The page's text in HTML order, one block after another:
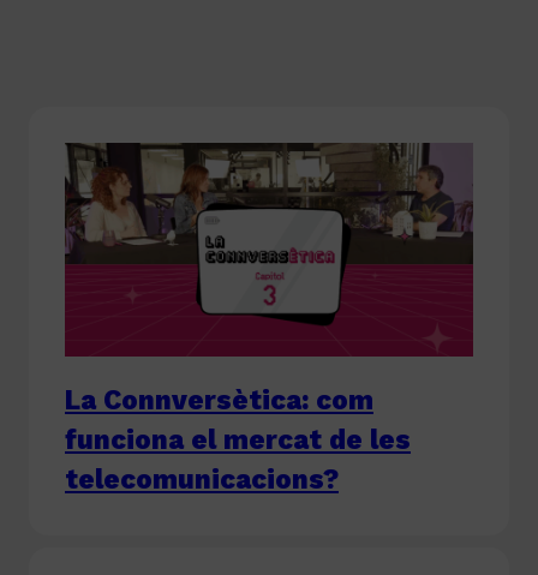
La Connversètica: com
funciona el mercat de les
telecomunicacions?